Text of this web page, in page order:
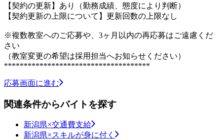
【契約の更新】あり（勤務成績、態度により判断）
【契約更新の上限について】更新回数の上限なし
※複数教室へのご応募や、3ヶ月以内の再応募はご遠慮くだ
さい
（教室変更の希望は採用担当へお知らせください）
*************************************
応募画面に進む
関連条件からバイトを探す
新潟県×交通費支給
新潟県×スキルが身に付く